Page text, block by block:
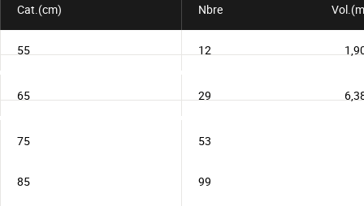
Cat.(cm) Nbre
55 12
65 29
75 53
85 99